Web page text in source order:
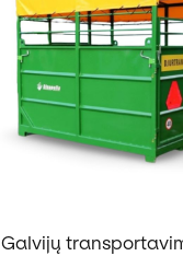
Galvijų